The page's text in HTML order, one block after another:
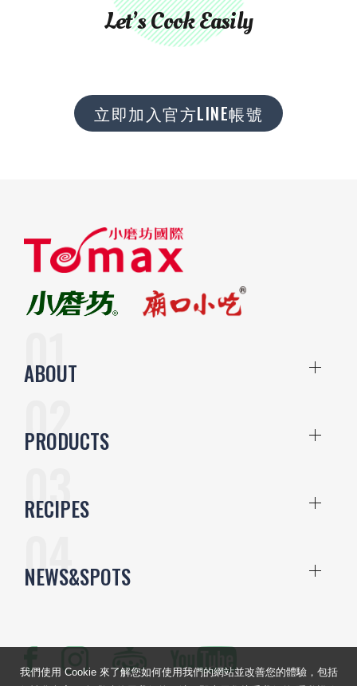
Let’s Cook Easily
立即加入官方LINE帳號
ABOUT
PRODUCTS
RECIPES
NEWS&SPOTS
我們使用 Cookie 來了解您如何使用我們的網站並改善您的體驗，包括